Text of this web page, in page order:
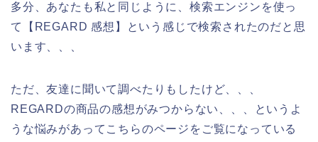
多分、あなたも私と同じように、検索エンジンを使っ
て【REGARD 感想】という感じで検索されたのだと思
います、、、
ただ、友達に聞いて調べたりもしたけど、、、
REGARDの商品の感想がみつからない、、、というよ
うな悩みがあってこちらのページをご覧になっている